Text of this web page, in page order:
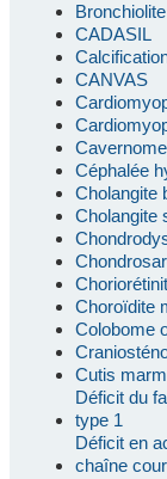
CADASIL
CANVAS
Céphalée
Cholangite
Cholangite
Choroïdite
Colobome
Cutis
Déficit du
type 1
Déficit en
chaîne